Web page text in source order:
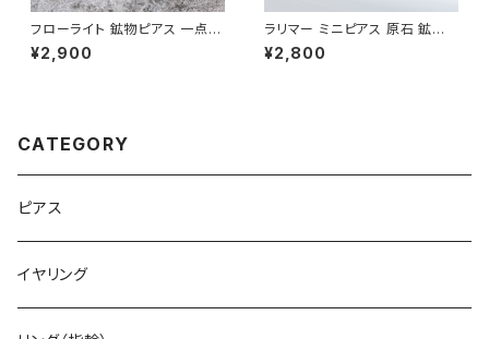
フローライト 鉱物ピアス 一点も
の 原石 天然石 金属アレルギー
対応 ハンドメイド アクセサリー
¥2,900
ラリマー ミニピアス 原石 鉱物
天然石 シンプル 仕事 オフィス
通勤 小さい アクセサリー パワ
¥2,800
CATEGORY
ピアス
イヤリング